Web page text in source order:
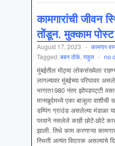
कामगारांची जीवन
तोंडून. मुक्काम
August 17, 2023 - कामगार
Tagged:बबन ठोके, राहुल - no
मुंबईतील मोठ्या लोकसंख्येला
लागल्यावर मुंबईच्या परिघावर
भागात1980 नंतर झोपडपट्टी
मानखुर्दमध्ये एका बाजूला वाशीची
डम्पिंग ग्राउंड असलेल्या मंडाळा
परवाने नसलेले काही छोटे-छोटे
झाली. तिथे काम करणाऱ्या
स्थिती अत्यंत विदारक असल्याचे